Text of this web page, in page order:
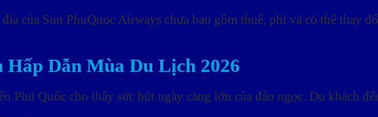
của Sun PhuQuoc Airways chưa bao gồm thuế, phí và có thể thay
Dẫn Mùa Du Lịch 2026
Phú Quốc cho thấy sức hút ngày càng lớn của đảo ngọc. Du khách